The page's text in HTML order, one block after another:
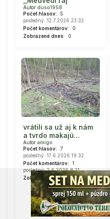
Autor:duso1958
Počet hlasov:
5
posledný: 12.7.2026 23:32
Počet komentárov:
0
Zobrazené dnes:
0
vrátili sa už aj k nám
a tvrdo makajú...
Autor:amigo
Počet hlasov:
7
posledný: 17.6.2026 19:32
Počet komentárov:
1
posledný: 2.6.2026 8:21
Zobrazené dnes:
0